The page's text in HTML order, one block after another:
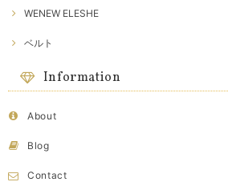
WENEW ELESHE
ベルト
Information
About
Blog
Contact